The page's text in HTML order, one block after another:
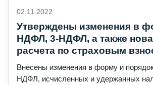
02.11.2022
Утверждены изменения в
НДФЛ, 3-НДФЛ, а также
расчета по страховым
Внесены изменения в форму и
НДФЛ, исчисленных и удержанных